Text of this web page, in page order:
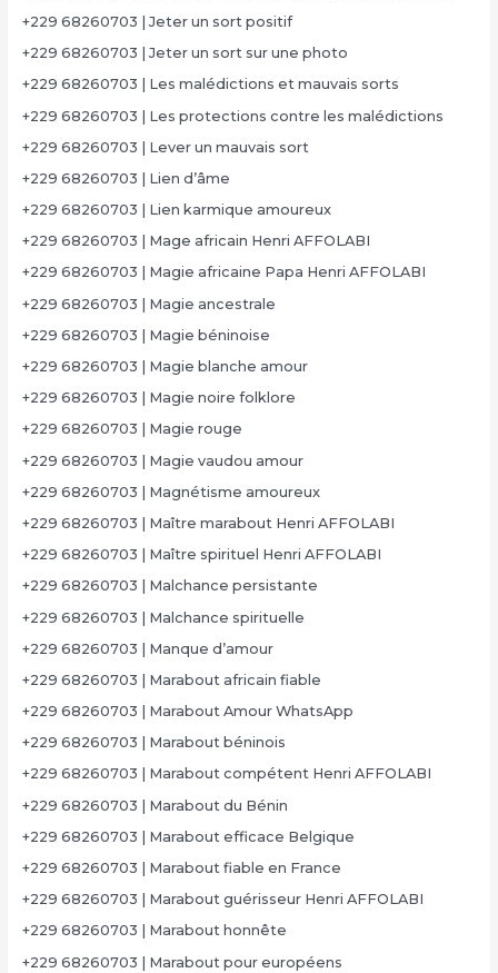
+229 68260703 | Jeter un sort positif
+229 68260703 | Jeter un sort sur une photo
+229 68260703 | Les malédictions et mauvais sorts
+229 68260703 | Les protections contre les malédictions
+229 68260703 | Lever un mauvais sort
+229 68260703 | Lien d’âme
+229 68260703 | Lien karmique amoureux
+229 68260703 | Mage africain Henri AFFOLABI
+229 68260703 | Magie africaine Papa Henri AFFOLABI
+229 68260703 | Magie ancestrale
+229 68260703 | Magie béninoise
+229 68260703 | Magie blanche amour
+229 68260703 | Magie noire folklore
+229 68260703 | Magie rouge
+229 68260703 | Magie vaudou amour
+229 68260703 | Magnétisme amoureux
+229 68260703 | Maître marabout Henri AFFOLABI
+229 68260703 | Maître spirituel Henri AFFOLABI
+229 68260703 | Malchance persistante
+229 68260703 | Malchance spirituelle
+229 68260703 | Manque d’amour
+229 68260703 | Marabout africain fiable
+229 68260703 | Marabout Amour WhatsApp
+229 68260703 | Marabout béninois
+229 68260703 | Marabout compétent Henri AFFOLABI
+229 68260703 | Marabout du Bénin
+229 68260703 | Marabout efficace Belgique
+229 68260703 | Marabout fiable en France
+229 68260703 | Marabout guérisseur Henri AFFOLABI
+229 68260703 | Marabout honnête
+229 68260703 | Marabout pour européens